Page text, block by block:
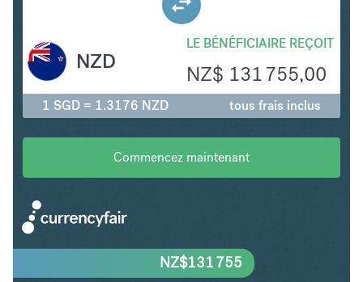
LE BÉNÉFICIAIRE REÇOIT
NZ$ 131 755,00
NZD
1 SGD = 1.3176 NZD tous frais inclus
Commencez maintenant
NZ$131 755